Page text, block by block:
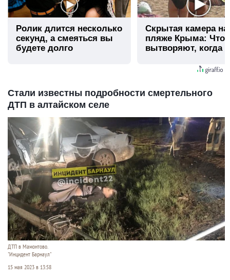
Ролик длится несколько
секунд, а смеяться вы
будете долго
Скрытая камера на
пляже Крыма: Что
вытворяют, когда
Стали известны подробности смертельного
ДТП в алтайском селе
ДТП в Мамонтово.
"Инцидент Барнаул"
15 мая 2023 в 13:58